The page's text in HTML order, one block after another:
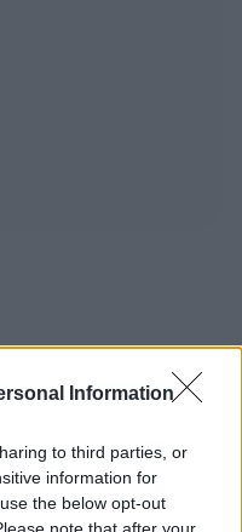
Information
to third parties, or
information for
the below opt-out